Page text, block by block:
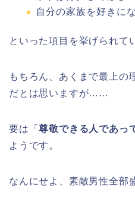
自分の家族を好きに
といった項目を挙げられて
もちろん、あくまで最上の
だとは思いますが……
要は「尊敬できる人であっ
ようです。
なんにせよ、素敵男性全部